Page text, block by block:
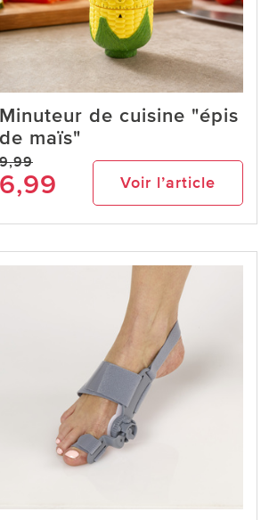
Minuteur de cuisine "épis
de maïs"
9,99
6,99 Voir l’article